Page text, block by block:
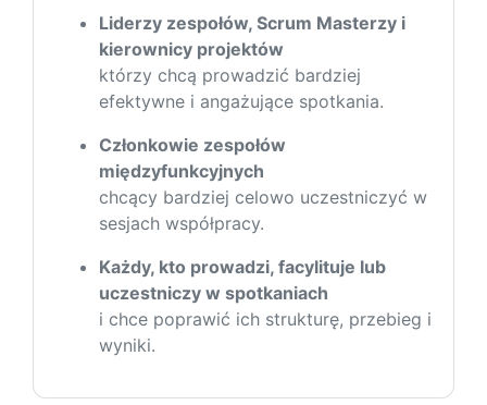
Liderzy zespołów, Scrum Masterzy i
kierownicy projektów
którzy chcą prowadzić bardziej
efektywne i angażujące spotkania.
Członkowie zespołów
międzyfunkcyjnych
chcący bardziej celowo uczestniczyć w
sesjach współpracy.
Każdy, kto prowadzi, facylituje lub
uczestniczy w spotkaniach
i chce poprawić ich strukturę, przebieg i
wyniki.